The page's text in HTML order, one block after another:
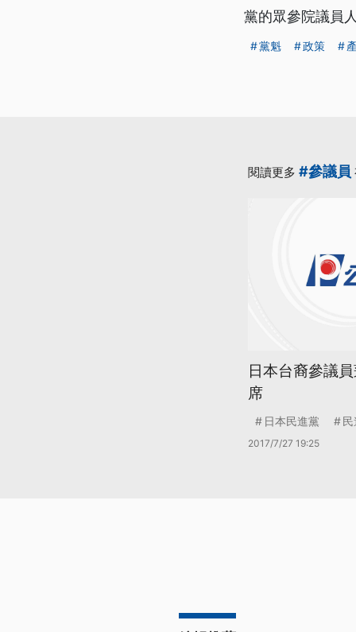
黨的眾參院議員
黨魁 政策
閱讀更多 #參議員
日本台裔參議
席
日本民進黨
2017/7/27 19:25